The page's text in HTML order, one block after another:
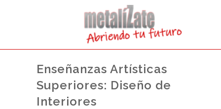
Enseñanzas Artísticas
Superiores: Diseño de
Interiores